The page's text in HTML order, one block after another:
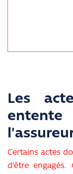
Les
Certains actes
d'être